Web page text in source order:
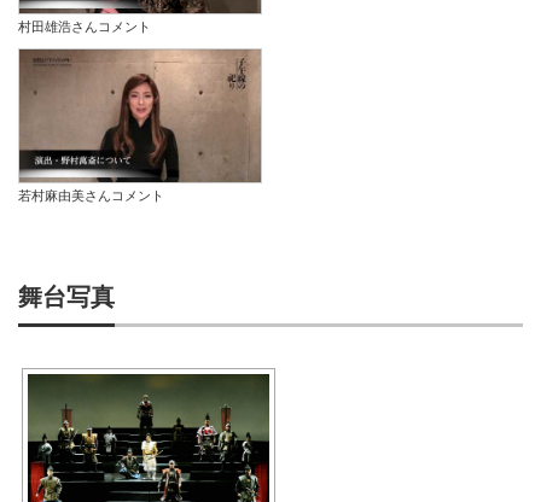
村田雄浩さんコメント
若村麻由美さんコメント
舞台写真